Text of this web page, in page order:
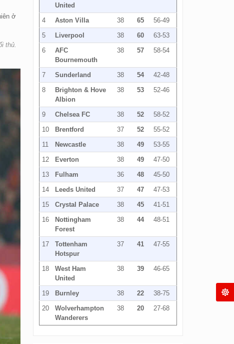
ở
thủ.
United
4 Aston Villa 38 65
56-49
5
Liverpool 38 60
63-53
6
AFC
Bournemouth
38 57 58-54
7 Sunderland 38 54
42-48
8
Brighton & Hove
Albion
38 53 52-46
9 Chelsea FC 38 52
58-52
10
Brentford 37 52
55-52
11
Newcastle 38 49
53-55
12
Everton 38 49
47-50
13
Fulham 36 48
45-50
14
Leeds United 37 47
47-53
15
Crystal Palace 38 45
41-51
16
Nottingham
Forest
38 44 48-51
17
Tottenham
Hotspur
37 41 47-55
18
West Ham
United
38 39 46-65
19 Burnley 38 22
38-75
20
Wolverhampton
Wanderers
38 20 27-68